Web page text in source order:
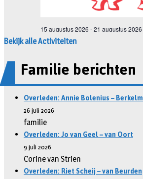
Bekijk alle Activiteiten
Familie berichten
Overleden: Annie Bolenius –
26 juli 2026
familie
Overleden: Jo van Geel – van Oort
9 juli 2026
Corine van Strien
Overleden: Riet Scheij – van Beurden